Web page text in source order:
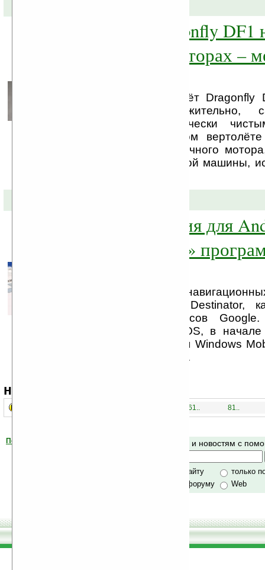
Вертолёт Dragonfly DF1
реактивных моторах –
Американский вертолёт
является, предположительно,
бесшумным, экологически
вертолетом. В данном
лопастей вместо обычного
на корпусе летательной машины,
Новая навигация для
iДа на «движке»
Новое поколение
получило «движок» Destinator,
поддержку веб-сервисов
версия для Android OS, в
выпущены версии для Windows
(для автонавигаторов).
навигация:
61.. 81..
Помогите Ладошкам стать лучше
Поиск по сайту и новостям с
только по сайту
только
по сайту и форуму
Web